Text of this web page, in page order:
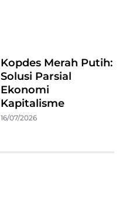
Kopdes Merah Putih:
Solusi Parsial
Ekonomi
Kapitalisme
16/07/2026